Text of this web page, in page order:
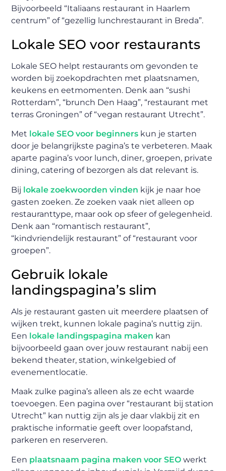
Bijvoorbeeld “Italiaans restaurant in Haarlem
centrum” of “gezellig lunchrestaurant in Breda”.
Lokale SEO voor restaurants
Lokale SEO helpt restaurants om gevonden te
worden bij zoekopdrachten met plaatsnamen,
keukens en eetmomenten. Denk aan “sushi
Rotterdam”, “brunch Den Haag”, “restaurant met
terras Groningen” of “vegan restaurant Utrecht”.
Met lokale SEO voor beginners kun je starten
door je belangrijkste pagina’s te verbeteren. Maak
aparte pagina’s voor lunch, diner, groepen, private
dining, catering of bezorgen als dat relevant is.
Bij lokale zoekwoorden vinden kijk je naar hoe
gasten zoeken. Ze zoeken vaak niet alleen op
restauranttype, maar ook op sfeer of gelegenheid.
Denk aan “romantisch restaurant”,
“kindvriendelijk restaurant” of “restaurant voor
groepen”.
Gebruik lokale
landingspagina’s slim
Als je restaurant gasten uit meerdere plaatsen of
wijken trekt, kunnen lokale pagina’s nuttig zijn.
Een lokale landingspagina maken kan
bijvoorbeeld gaan over jouw restaurant nabij een
bekend theater, station, winkelgebied of
evenementlocatie.
Maak zulke pagina’s alleen als ze echt waarde
toevoegen. Een pagina over “restaurant bij station
Utrecht” kan nuttig zijn als je daar vlakbij zit en
praktische informatie geeft over loopafstand,
parkeren en reserveren.
Een plaatsnaam pagina maken voor SEO werkt